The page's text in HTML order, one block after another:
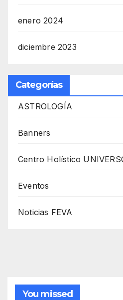
enero 2024
diciembre 2023
Categorías
ASTROLOGÍA
Banners
Centro Holístico
Eventos
Noticias FEVA
You missed